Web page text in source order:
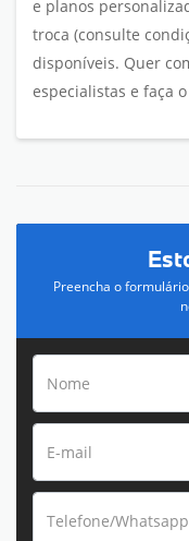
e planos
troca (consulte
disponíveis. Quer
especialistas e faça
Preencha o